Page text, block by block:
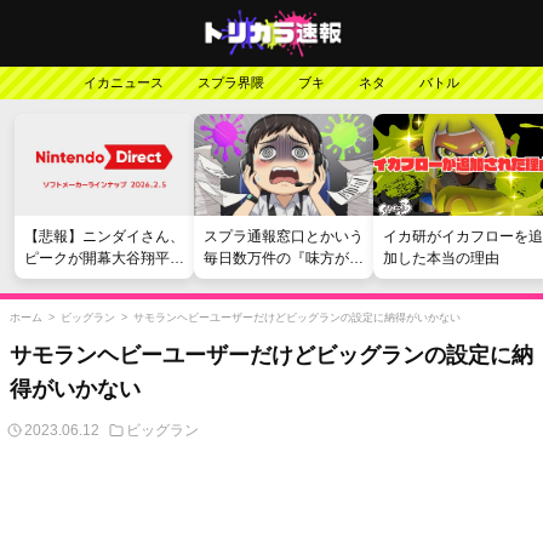
イカニュース スプラ界隈 ブキ ネタ バトル
【悲報】ニンダイさん、
ピークが開幕大谷翔平の
がっかりダイレクトだっ
たと言われてしまう
スプラ通報窓口とかいう
毎日数万件の『味方が弱
い』愚痴を読まされる苦
行
イカ研がイカフローを追
加した本当の理由
ホーム > ビッグラン > サモランヘビーユーザーだけどビッグランの設定に納得がいかない
サモランヘビーユーザーだけどビッグランの設定に納
得がいかない
2023.06.12 ビッグラン